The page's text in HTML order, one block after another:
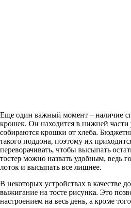
Еще один важный момент – наличие
крошек. Он находится в нижней части
собираются крошки от хлеба.
такого поддона, поэтому их
переворачивать, чтобы высыпать
тостер можно назвать удобным, ведь
лоток и высыпать все лишнее.
В некоторых устройствах в качестве
выжигание на тосте рисунка. Это
настроением на весь день, а кроме